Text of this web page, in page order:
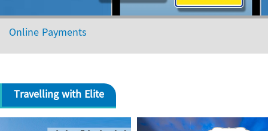
Online Payments
Travelling with Elite